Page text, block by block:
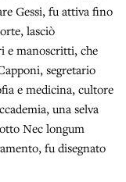
Gessi, fu attiva fino
lasciò
e manoscritti, che
segretario
e medicina, cultore
una selva
Nec longum
fu disegnato